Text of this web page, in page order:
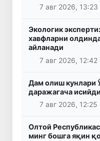
7 авг 2026, 13:23
Экологик
хавфларни
айланади
7 авг 2026, 12:42
Дам олиш кунлари
даражагача исийди
7 авг 2026, 12:25
Олтой
минг бошга яқин